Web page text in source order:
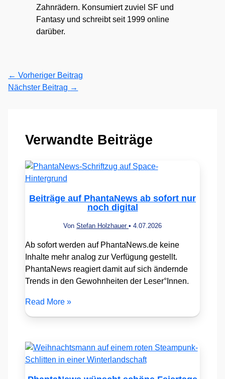
Zahnrädern. Konsumiert zuviel SF und
Fantasy und schreibt seit 1999 online
darüber.
← Vorheriger Beitrag
Nächster Beitrag →
Verwandte Beiträge
Beiträge auf PhantaNews ab sofort nur
noch digital
Von Stefan Holzhauer • 4.07.2026
Ab sofort werden auf PhantaNews.de keine
Inhalte mehr analog zur Verfügung gestellt.
PhantaNews reagiert damit auf sich ändernde
Trends in den Gewohnheiten der Leser°Innen.
Read More »